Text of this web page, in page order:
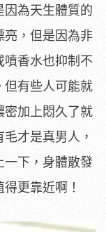
因為天生體質的
亮，但是因為非
噴香水也抑制不
但有些人可能就
密加上悶久了就
才是真男人，
一下，身體散發
更靠近啊！